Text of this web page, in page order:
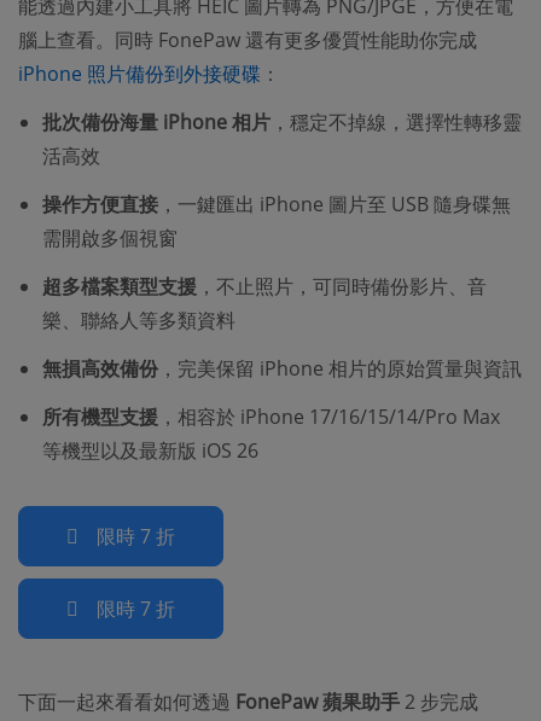
能透過內建小工具將 HEIC 圖片轉為 PNG/JPGE，方便在電
腦上查看。同時 FonePaw 還有更多優質性能助你完成
iPhone 照片備份到外接硬碟 ：
批次備份海量 iPhone 相片 ，穩定不掉線，選擇性轉移靈
活高效
操作方便直接 ，一鍵匯出 iPhone 圖片至 USB 隨身碟無
需開啟多個視窗
超多檔案類型支援 ，不止照片，可同時備份影片、音
樂、聯絡人等多類資料
無損高效備份 ，完美保留 iPhone 相片的原始質量與資訊
所有機型支援 ，相容於 iPhone 17/16/15/14/Pro Max
等機型以及最新版 iOS 26
限時 7 折
限時 7 折
下面一起來看看如何透過 FonePaw 蘋果助手 2 步完成